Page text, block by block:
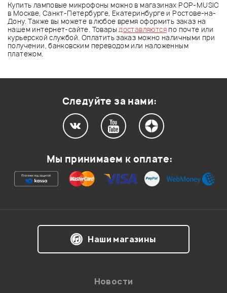
Купить ламповые микрофоны можно в магазинах POP-MUSIC
в Москве, Санкт-Петербурге, Екатеринбурге и Ростове-на-
Дону. Также вы можете в любое время оформить заказ на
нашем интернет-сайте. Товарыдоставляются по почте или
курьерской службой. Оплатить заказ можно наличными при
получении, банковским переводом или наложенным
платежом.
Следуйте за нами:
Мы принимаем к оплате:
Наши магазины
Новости